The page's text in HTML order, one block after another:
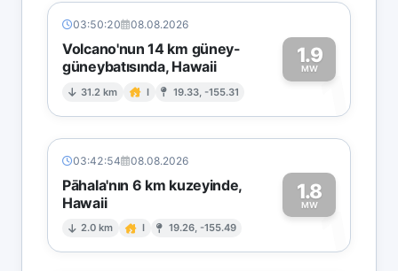
03:50:20 08.08.2026
Volcano'nun 14 km güney-
güneybatısında, Hawaii
31.2 km I 19.33, -155.31
1.9
MW1
03:42:54 08.08.2026
Pāhala'nın 6 km kuzeyinde,
Hawaii
2.0 km I 19.26, -155.49
1.8
MW1